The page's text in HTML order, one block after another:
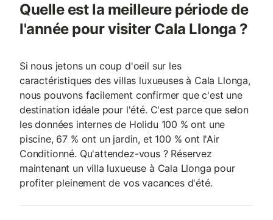
Quelle est la meilleure période de
l'année pour visiter Cala Llonga ?
Si nous jetons un coup d'oeil sur les
caractéristiques des villas luxueuses à Cala Llonga,
nous pouvons facilement confirmer que c'est une
destination idéale pour l'été. C'est parce que selon
les données internes de Holidu 100 % ont une
piscine, 67 % ont un jardin, et 100 % ont l'Air
Conditionné. Qu'attendez-vous ? Réservez
maintenant un villa luxueuse à Cala Llonga pour
profiter pleinement de vos vacances d'été.